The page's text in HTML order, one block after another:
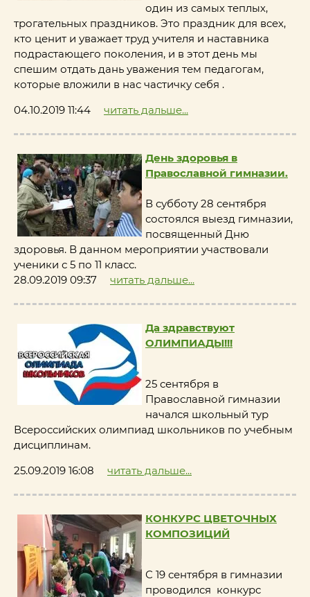
один из самых теплых,
трогательных праздников. Это праздник для всех,
кто ценит и уважает труд учителя и наставника
подрастающего поколения, и в этот день мы
спешим отдать дань уважения тем педагогам,
которые вложили в нас частичку себя .
04.10.2019 11:44
читать дальше...
День здоровья в
Православной гимназии.
В субботу 28 сентября
состоялся выезд гимназии,
посвященный Дню
здоровья. В данном мероприятии участвовали
ученики с 5 по 11 класс.
28.09.2019 09:37
читать дальше...
Да здравствуют
ОЛИМПИАДЫ!!!
25 сентября в
Православной гимназии
начался школьный тур
Всероссийских олимпиад школьников по учебным
дисциплинам.
25.09.2019 16:08
читать дальше...
КОНКУРС ЦВЕТОЧНЫХ
КОМПОЗИЦИЙ
С 19 сентября в гимназии
проводился конкурс